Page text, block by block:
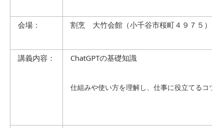
会場： 割烹 大竹会館（小千谷市桜町４９７５）
講義内容： ChatGPTの基礎知識
仕組みや使い方を理解し、仕事に役立てるコツ